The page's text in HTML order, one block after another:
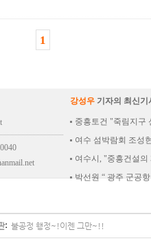
1
강성우 기자의 최신기
중흥토건 "죽림지
여수 섬박람회 조성
여수시, "중흥건설
박선원 “ 광주 군공
불공정 행정~!이젠 그만~!!